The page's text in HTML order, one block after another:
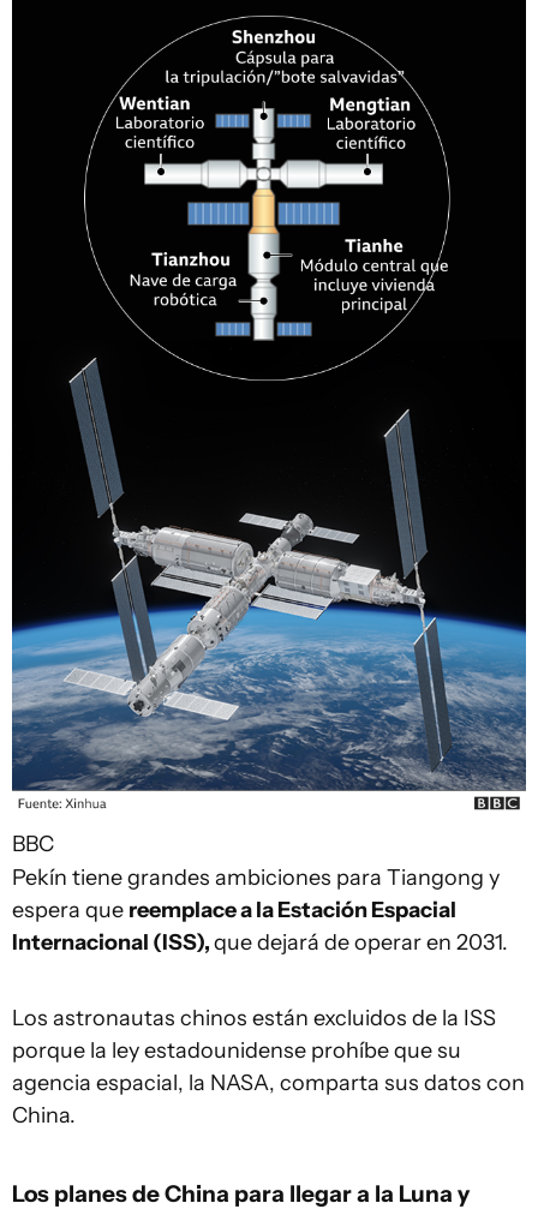
BBC
Pekín tiene grandes ambiciones para Tiangong y
espera que reemplace a la Estación Espacial
Internacional (ISS),que dejará de operar en 2031.
Los astronautas chinos están excluidos de la ISS
porque la ley estadounidense prohíbe que su
agencia espacial, la NASA, comparta sus datos con
China.
Los planes de China para llegar a la Luna y